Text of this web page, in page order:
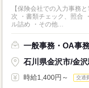
【保険会社での入力事務
次 ・書類チェック、照合
ル詰め ・その他...
一般事務・OA事
石川県金沢市/金沢
時給1,400円～ 交通